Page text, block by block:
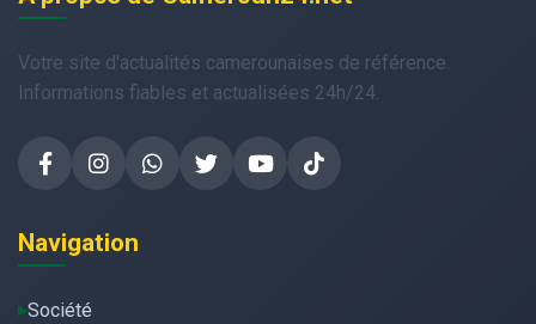
Votre site d'actualités camerounaises de référence.
Informations fiables et actualisées 24h/24.
Navigation
Société